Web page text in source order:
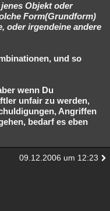
Objekt oder
Form(Grundform)
oder irgendeine andere
und so
wenn Du
unfair zu werden,
Angriffen
bedarf es eben
09.12.2006 um 12:23